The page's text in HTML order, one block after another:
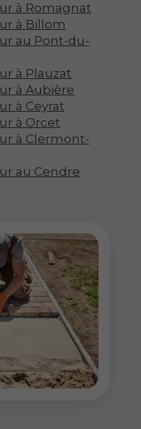
à Romagnat
à Billom
au Pont-du-
à Plauzat
à Aubière
à Ceyrat
à Orcet
à Clermont-
au Cendre